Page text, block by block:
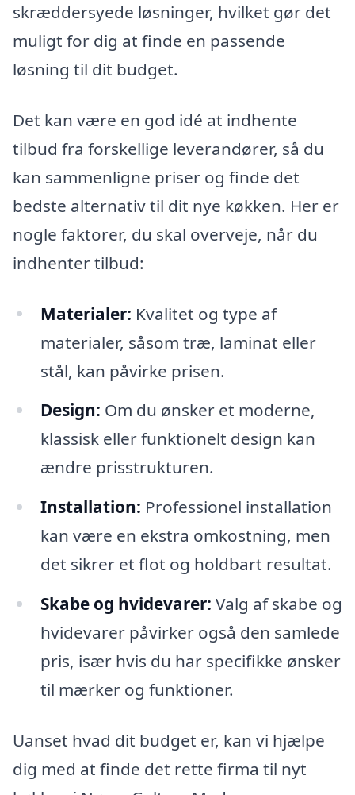
skræddersyede løsninger, hvilket gør det
muligt for dig at finde en passende
løsning til dit budget.
Det kan være en god idé at indhente
tilbud fra forskellige leverandører, så du
kan sammenligne priser og finde det
bedste alternativ til dit nye køkken. Her er
nogle faktorer, du skal overveje, når du
indhenter tilbud:
Materialer: Kvalitet og type af
materialer, såsom træ, laminat eller
stål, kan påvirke prisen.
Design: Om du ønsker et moderne,
klassisk eller funktionelt design kan
ændre prisstrukturen.
Installation: Professionel installation
kan være en ekstra omkostning, men
det sikrer et flot og holdbart resultat.
Skabe og hvidevarer: Valg af skabe og
hvidevarer påvirker også den samlede
pris, især hvis du har specifikke ønsker
til mærker og funktioner.
Uanset hvad dit budget er, kan vi hjælpe
dig med at finde det rette firma til nyt